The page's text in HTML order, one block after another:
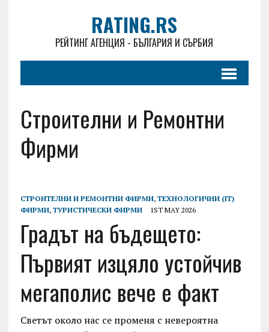
RATING.RS
РЕЙТИНГ АГЕНЦИЯ - БЪЛГАРИЯ И СЪРБИЯ
Строителни и Ремонтни
Фирми
СТРОИТЕЛНИ И РЕМОНТНИ ФИРМИ, ТЕХНОЛОГИЧНИ (IT)
ФИРМИ, ТУРИСТИЧЕСКИ ФИРМИ 1ST MAY 2026
Градът на бъдещето:
Първият изцяло устойчив
мегаполис вече е факт
Светът около нас се променя с невероятна